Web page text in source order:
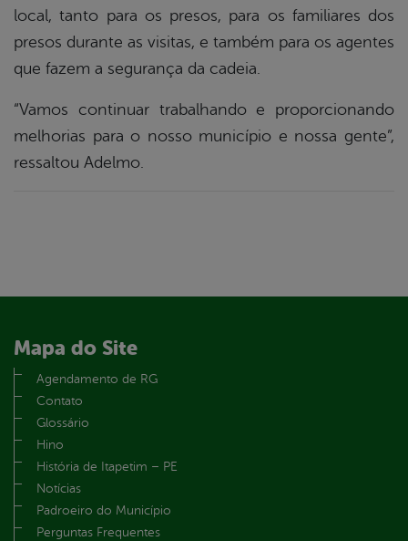
local, tanto para os presos, para os familiares dos
presos durante as visitas, e também para os agentes
que fazem a segurança da cadeia.
“Vamos continuar trabalhando e proporcionando
melhorias para o nosso município e nossa gente”,
ressaltou Adelmo.
Mapa do Site
Agendamento de RG
Contato
Glossário
Hino
História de Itapetim – PE
Notícias
Padroeiro do Município
Perguntas Frequentes